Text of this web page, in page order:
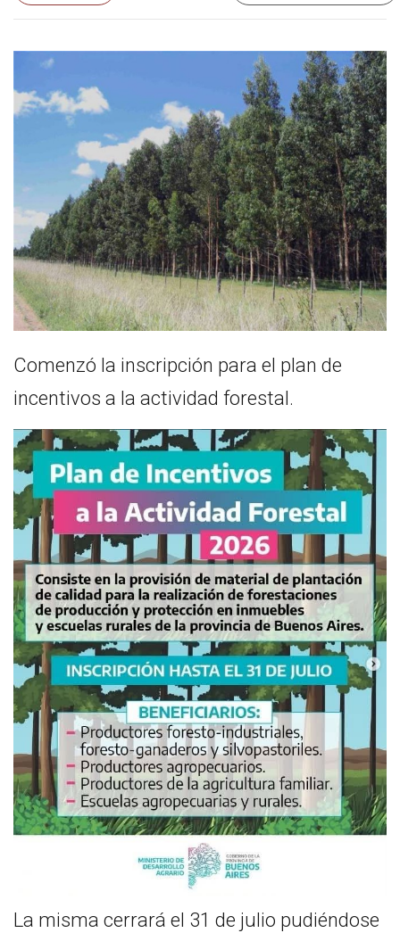
Comenzó la inscripción para el plan de
incentivos a la actividad forestal.
La misma cerrará el 31 de julio pudiéndose